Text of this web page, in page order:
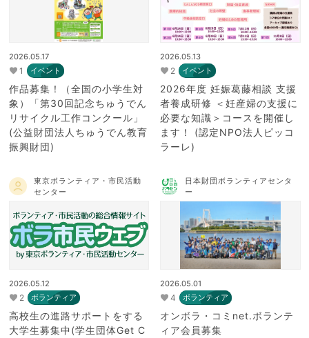
2026.05.17
1 イベント
作品募集！（全国の小学生対
象）「第30回記念ちゅうでん
リサイクル工作コンクール」
(公益財団法人ちゅうでん教育
振興財団)
2026.05.13
2 イベント
2026年度 妊娠葛藤相談 支援
者養成研修 ＜妊産婦の支援に
必要な知識＞コースを開催し
ます！ (認定NPO法人ピッコ
ラーレ)
東京ボランティア・市民活動
センター
2026.05.12
2 ボランティア
高校生の進路サポートをする
大学生募集中(学生団体Get C
日本財団ボランティアセンタ
ー
2026.05.01
4 ボランティア
オンボラ・コミnet.ボランテ
ィア会員募集